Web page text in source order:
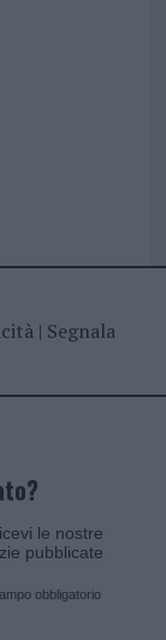
| Segnala
le nostre
pubblicate
obbligatorio